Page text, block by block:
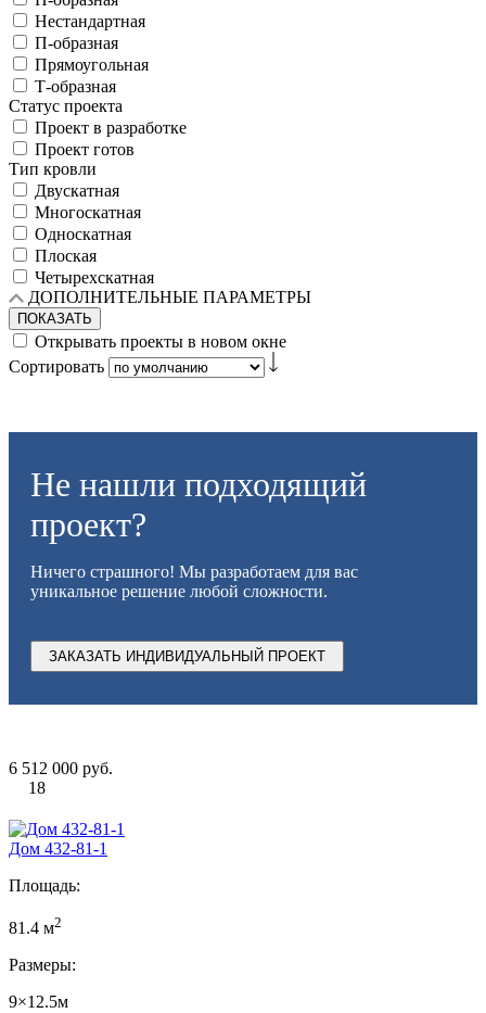
Нестандартная
П-образная
Прямоугольная
Т-образная
Статус проекта
Проект в разработке
Проект готов
Тип кровли
Двускатная
Многоскатная
Односкатная
Плоская
Четырехскатная
ДОПОЛНИТЕЛЬНЫЕ ПАРАМЕТРЫ
ПОКАЗАТЬ
Открывать проекты в новом окне
Сортировать
Не нашли подходящий
проект?
Ничего страшного! Мы разработаем для вас
уникальное решение любой сложности.
ЗАКАЗАТЬ ИНДИВИДУАЛЬНЫЙ ПРОЕКТ
6 512 000 руб.
18
Дом 432-81-1
Площадь:
81.4 м2
Размеры:
9×12.5м